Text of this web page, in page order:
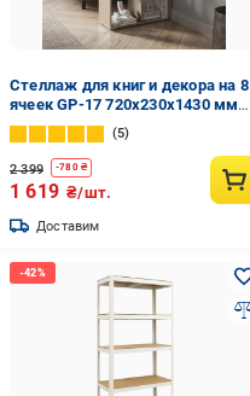
Стеллаж для книг и декора на 8
ячеек GP-17 720х230х1430 мм
Дуб Сонома
5
2 399 -780₴
1 619 ₴/шт.
Доставим